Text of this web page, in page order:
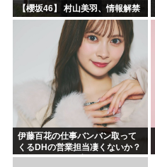
【櫻坂46】 村山美羽、情報解禁
伊藤百花の仕事バンバン取って
くるDHの営業担当凄くないか？
今年のボーナス凄いことになり